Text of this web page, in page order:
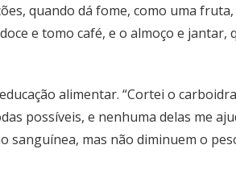
quando dá fome, como uma fruta,
e tomo café, e o almoço e jantar,
alimentar. “Cortei o
possíveis, e nenhuma delas me
sanguínea, mas não diminuem o